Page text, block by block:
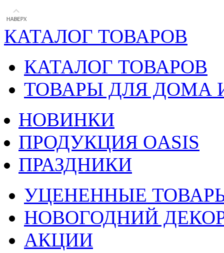
КАТАЛОГ ТОВАРОВ
КАТАЛОГ ТОВАРОВ
ТОВАРЫ ДЛЯ ДОМА
НОВИНКИ
ПРОДУКЦИЯ OASIS
ПРАЗДНИКИ
УЦЕНЕННЫЕ
НОВОГОДНИЙ
АКЦИИ